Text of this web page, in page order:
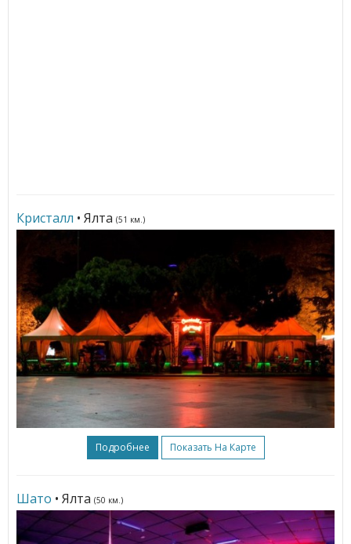
Кристалл • Ялта (51 км.)
Подробнее Показать На Карте
Шато • Ялта (50 км.)